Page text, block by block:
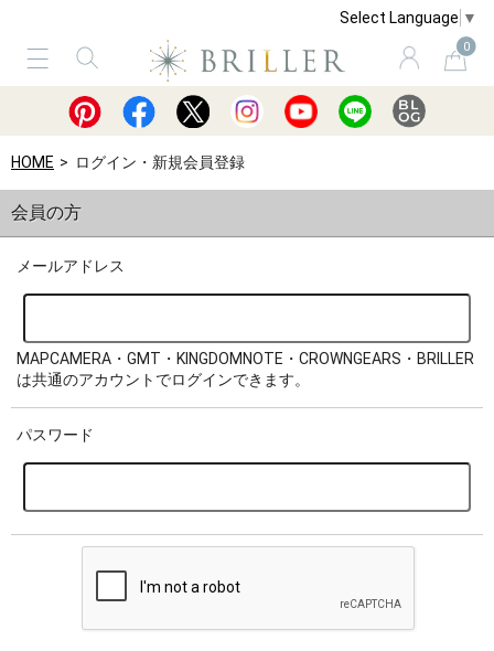
Select Language ▼
0
サービス ショッピングガイド 買取
HOME ログイン・新規会員登録
会員の方
メールアドレス
MAPCAMERA・GMT・KINGDOMNOTE・CROWNGEARS・BRILLER
は共通のアカウントでログインできます。
パスワード